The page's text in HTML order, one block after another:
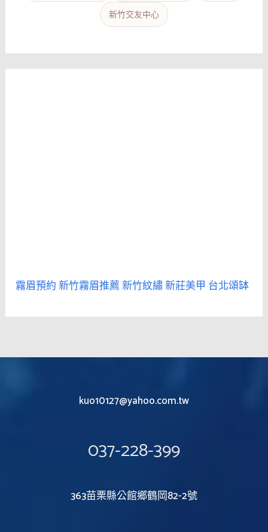
新竹交友中心
霧眉預約新竹霧眉推薦新竹紋繡新莊美甲 台北頌缽
kuo10127@yahoo.com.tw
037-228-399
363苗栗縣公館鄉鶴岡82-2號